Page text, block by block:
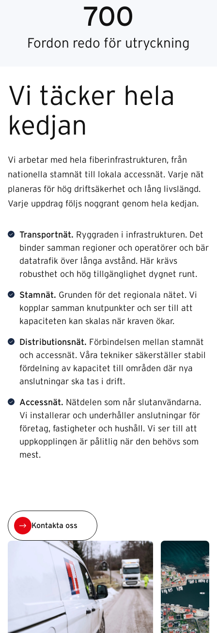
700
Fordon redo för utryckning
Vi täcker hela
kedjan
Vi arbetar med hela fiberinfrastrukturen, från
nationella stamnät till lokala accessnät. Varje nät
planeras för hög driftsäkerhet och lång livslängd.
Varje uppdrag följs noggrant genom hela kedjan.
Transportnät. Ryggraden i infrastrukturen. Det
binder samman regioner och operatörer och bär
datatrafik över långa avstånd. Här krävs
robusthet och hög tillgänglighet dygnet runt.
Stamnät. Grunden för det regionala nätet. Vi
kopplar samman knutpunkter och ser till att
kapaciteten kan skalas när kraven ökar.
Distributionsnät. Förbindelsen mellan stamnät
och accessnät. Våra tekniker säkerställer stabil
fördelning av kapacitet till områden där nya
anslutningar ska tas i drift.
Accessnät. Nätdelen som når slutanvändarna.
Vi installerar och underhåller anslutningar för
företag, fastigheter och hushåll. Vi ser till att
uppkopplingen är pålitlig när den behövs som
mest.
Kontakta oss